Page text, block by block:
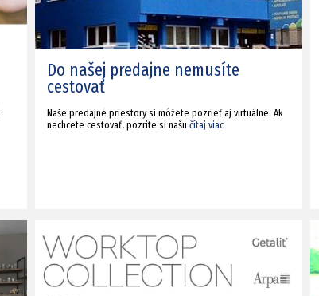
Do našej predajne nemusíte
cestovať
Naše predajné priestory si môžete pozrieť aj virtuálne. Ak
nechcete cestovať, pozrite si našu čítaj viac